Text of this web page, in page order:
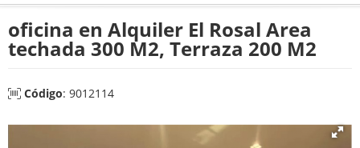
oficina en Alquiler El Rosal Area
techada 300 M2, Terraza 200 M2
Código: 9012114